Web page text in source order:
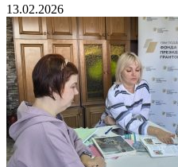
13.02.2026